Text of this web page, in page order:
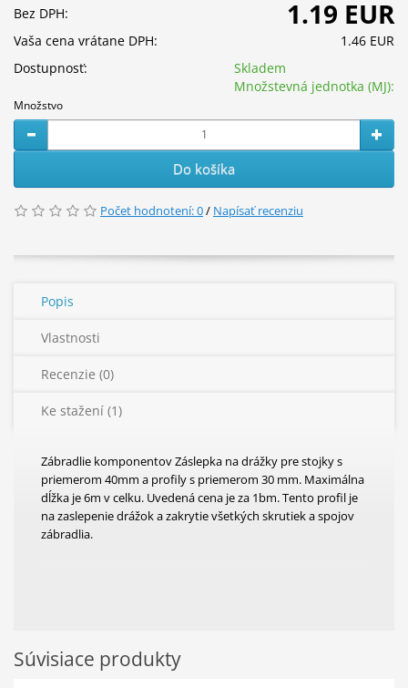
Bez DPH: 1.19 EUR
Vaša cena vrátane DPH:
1.46 EUR
Dostupnosť:
Skladem
Množstevná jednotka (MJ):
Množstvo
Do košíka
Počet hodnotení: 0/ Napísať recenziu
Popis
Vlastnosti
Recenzie (0)
Ke stažení (1)
Zábradlie komponentov Záslepka na drážky pre stojky s
priemerom 40mm a profily s priemerom 30 mm. Maximálna
dĺžka je 6m v celku. Uvedená cena je za 1bm. Tento profil je
na zaslepenie drážok a zakrytie všetkých skrutiek a spojov
zábradlia.
Súvisiace produkty